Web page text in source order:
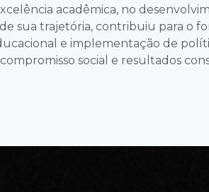
acadêmica, no
sua trajetória, contribuiu para o
e implementação de
social e resultados